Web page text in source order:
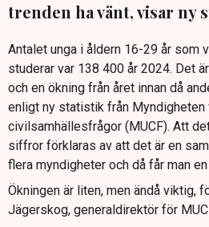
trenden ha vänt, visar ny
Antalet unga i åldern 16-29 år som
studerar var 138 400 år 2024. Det
och en ökning från året innan då
enligt ny statistik från
civilsamhällesfrågor (MUCF). Att
siffror förklaras av att det är en
flera myndigheter och då får man
Ökningen är liten, men ändå viktig,
Jägerskog, generaldirektör för